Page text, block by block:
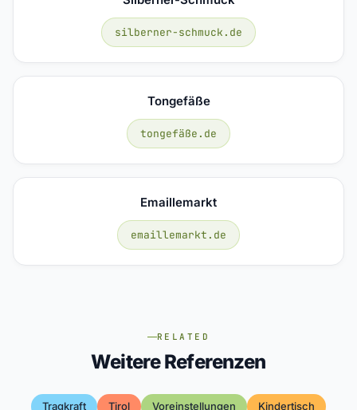
silberner-schmuck.de
Tongefäße
tongefäße.de
Emaillemarkt
emaillemarkt.de
RELATED
Weitere Referenzen
Tragkraft Tirol Voreinstellungen Kindertisch